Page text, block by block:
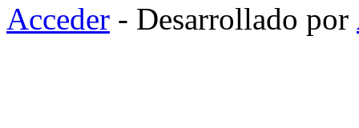
Acceder - Desarrollado por